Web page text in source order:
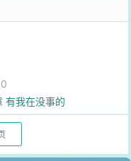
有我在没事的